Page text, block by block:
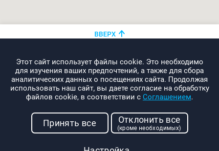
Этот сайт использует файлы cookie. Это необходимо
для изучения ваших предпочтений, а также для сбора
аналитических данных о посещениях сайта. Продолжая
использовать наш сайт, вы даете согласие на обработку
файлов cookie, в соответствии с Соглашением.
Принять все Отклонить все
(кроме необходимых)
ВВЕРХ
info@promo-webcom.by
© 2000-2026. Webcom Performance
г. Минск, ул. Свердлова, 11-332
УНП: 190437288